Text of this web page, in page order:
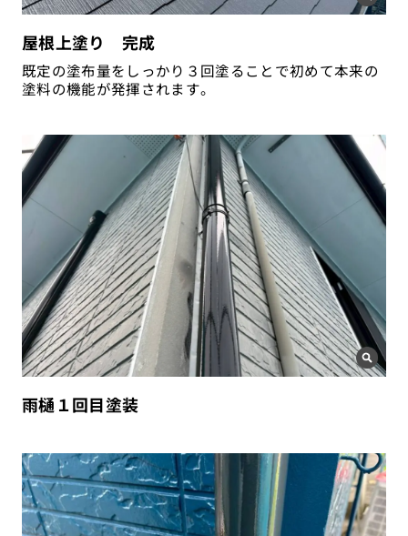
屋根上塗り 完成
既定の塗布量をしっかり３回塗ることで初めて本来の
塗料の機能が発揮されます。
雨樋１回目塗装